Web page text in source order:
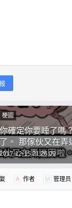
梗圖
你確定你要睡了嗎
了。 那傢伙又在弄
2017-12-15 21:26:09
A 作者 M 管理员